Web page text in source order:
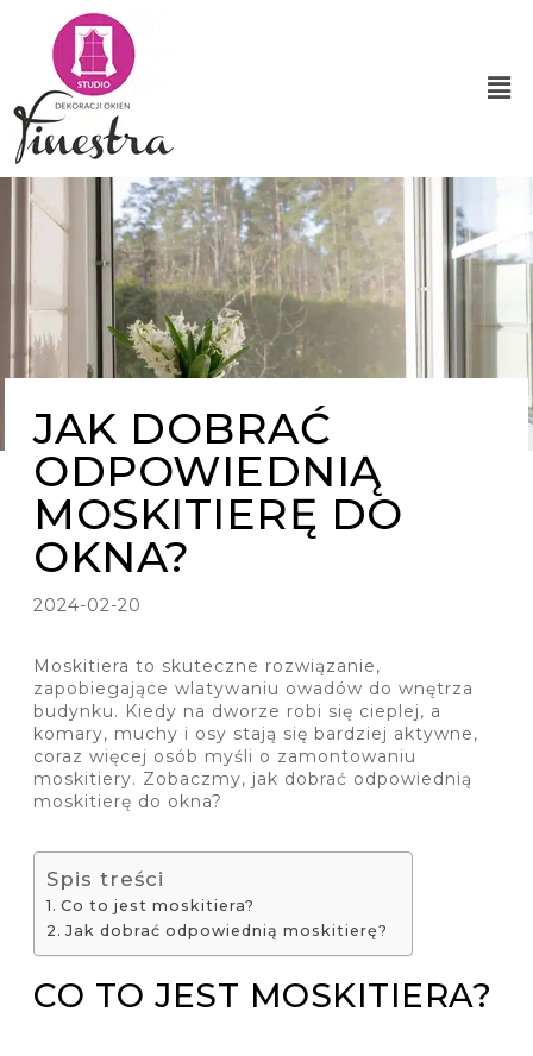
JAK DOBRAĆ
ODPOWIEDNIĄ
MOSKITIERĘ DO
OKNA?
2024-02-20
Moskitiera to skuteczne rozwiązanie,
zapobiegające wlatywaniu owadów do wnętrza
budynku. Kiedy na dworze robi się cieplej, a
komary, muchy i osy stają się bardziej aktywne,
coraz więcej osób myśli o zamontowaniu
moskitiery. Zobaczmy, jak dobrać odpowiednią
moskitierę do okna?
Spis treści
Co to jest moskitiera?
Jak dobrać odpowiednią moskitierę?
CO TO JEST MOSKITIERA?